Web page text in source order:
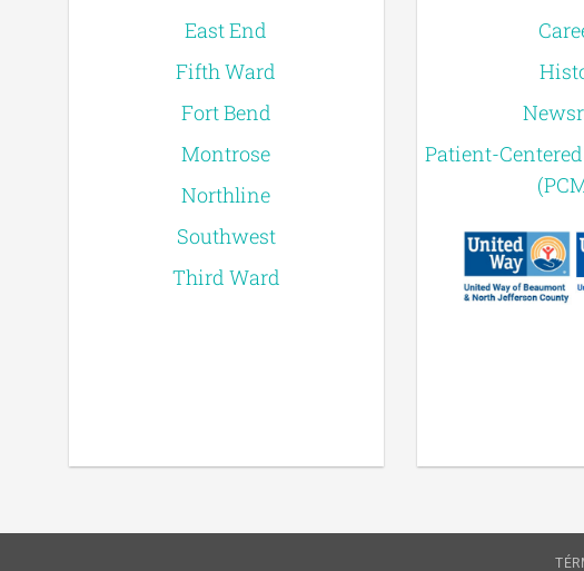
East End
Fifth Ward
Fort Bend
Montrose
Northline
Southwest
Third Ward
Patient-